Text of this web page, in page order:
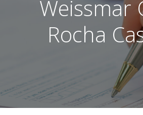
Weissmar
Rocha